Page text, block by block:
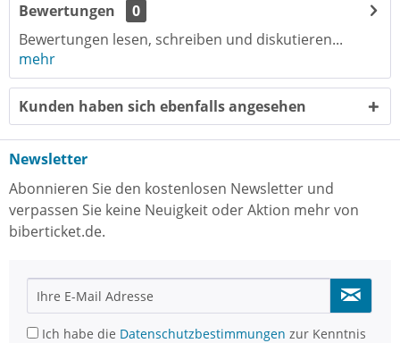
Bewertungen
0
Bewertungen lesen, schreiben und diskutieren...
mehr
Kunden haben sich ebenfalls angesehen
Newsletter
Abonnieren Sie den kostenlosen Newsletter und
verpassen Sie keine Neuigkeit oder Aktion mehr von
biberticket.de.
Ich habe die Datenschutzbestimmungen zur Kenntnis